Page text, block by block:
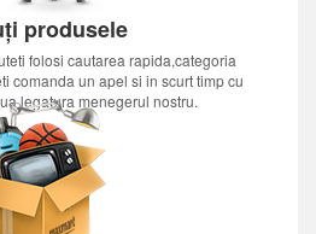
produsele
folosi cautarea rapida,categoria
comanda un apel si in scurt timp cu
legatura menegerul nostru.